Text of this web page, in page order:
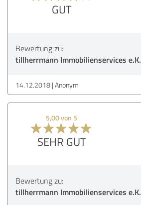
GUT
Bewertung zu:
tillherrmann Immobilienservices e.K.
14.12.2018 Anonym
5,00 von 5
SEHR GUT
Bewertung zu:
tillherrmann Immobilienservices e.K.